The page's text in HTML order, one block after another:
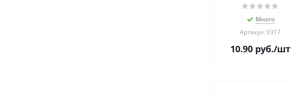
Много
Артикул: У317
10.90руб./шт